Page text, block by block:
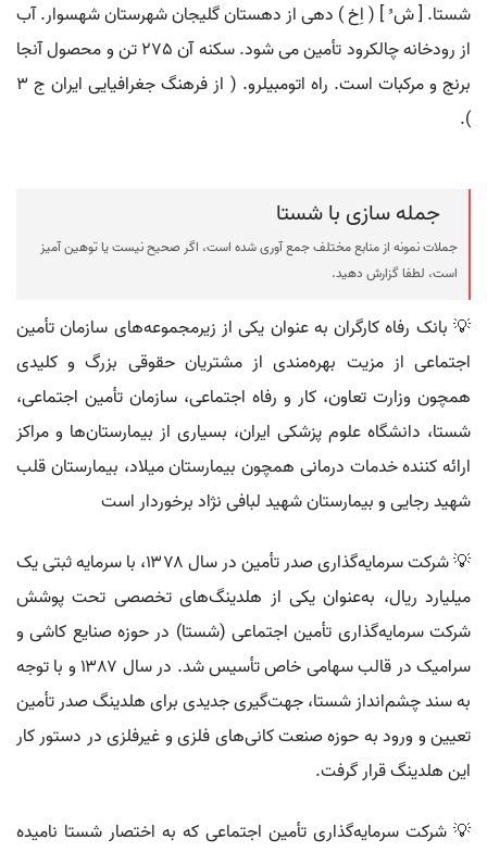
شستا. [ ش ُ ] ( اِخ ) دهی از دهستان گلیجان شهرستان شهسوار. آب
از رودخانه چالکرود تأمین می شود. سکنه آن 275 تن و محصول آنجا
برنج و مرکبات است. راه اتومبیلرو. ( از فرهنگ جغرافیایی ایران ج 3
).
جمله سازی با شستا
جملات نمونه از منابع مختلف جمع آوری شده است، اگر صحیح نیست یا توهین آمیز
است، لطفا گزارش دهید.
💡 بانک رفاه کارگران به عنوان یکی از زیرمجموعه‌های سازمان تأمین
اجتماعی از مزیت بهره‌مندی از مشتریان حقوقی بزرگ و کلیدی
همچون وزارت تعاون، کار و رفاه اجتماعی، سازمان تأمین اجتماعی،
شستا، دانشگاه علوم پزشکی ایران، بسیاری از بیمارستان‌ها و مراکز
ارائه کننده خدمات درمانی همچون بیمارستان میلاد، بیمارستان قلب
شهید رجایی و بیمارستان شهید لبافی نژاد برخوردار است
💡 شرکت سرمایه‌گذاری صدر تأمین در سال ۱۳۷۸، با سرمایه ثبتی یک
میلیارد ریال، به‌عنوان یکی از هلدینگ‌های تخصصی تحت پوشش
شرکت سرمایه‌گذاری تأمین اجتماعی (شستا) در حوزه صنایع کاشی و
سرامیک در قالب سهامی خاص تأسیس شد. در سال ۱۳۸۷ و با توجه
به سند چشم‌انداز شستا، جهت‌گیری جدیدی برای هلدینگ صدر تأمین
تعیین و ورود به حوزه صنعت کانی‌های فلزی و غیرفلزی در دستور کار
این هلدینگ قرار گرفت.
💡 شرکت سرمایه‌گذاری تأمین اجتماعی که به اختصار شستا نامیده